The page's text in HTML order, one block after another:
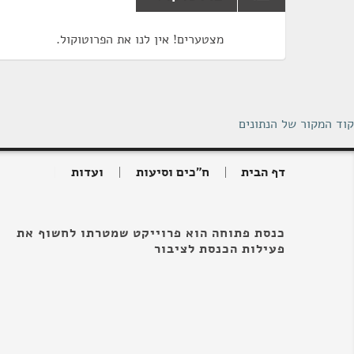
מצטערים! אין לנו את הפרוטוקול.
קוד המקור של הנתונים
דף הבית ח"כים וסיעות ועדות
כנסת פתוחה הוא פרוייקט שמטרתו לחשוף את
פעילות הכנסת לציבור